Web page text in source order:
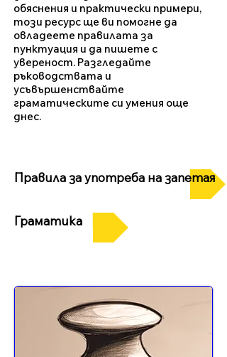
обяснения и практически примери,
този ресурс ще ви помогне да
овладеете правилата за
пунктуация и да пишете с
увереност. Разгледайте
ръководствата и
усъвършенствайте
граматическите си умения още
днес.
Правила за употреба на запетая
Граматика